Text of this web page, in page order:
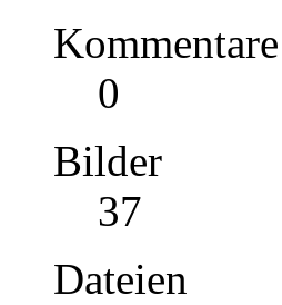
Kommentare
0
Bilder
37
Dateien